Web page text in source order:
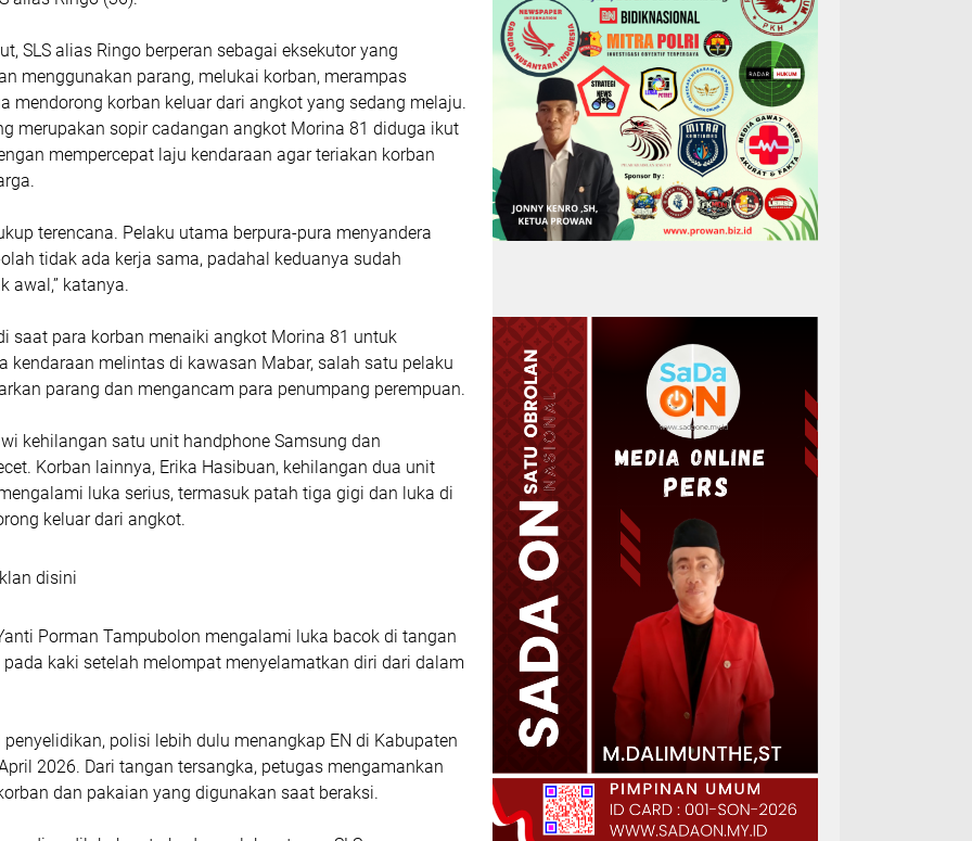
SLS alias Ringo berperan sebagai eksekutor yang
menggunakan parang, melukai korban, merampas
mendorong korban keluar dari angkot yang sedang melaju.
merupakan sopir cadangan angkot Morina 81 diduga ikut
mempercepat laju kendaraan agar teriakan korban
terencana. Pelaku utama berpura-pura menyandera
tidak ada kerja sama, padahal keduanya sudah
awal,” katanya.
saat para korban menaiki angkot Morina 81 untuk
kendaraan melintas di kawasan Mabar, salah satu pelaku
parang dan mengancam para penumpang perempuan.
kehilangan satu unit handphone Samsung dan
Korban lainnya, Erika Hasibuan, kehilangan dua unit
luka serius, termasuk patah tiga gigi dan luka di
keluar dari angkot.
disini
Porman Tampubolon mengalami luka bacok di tangan
pada kaki setelah melompat menyelamatkan diri dari dalam
polisi lebih dulu menangkap EN di Kabupaten
2026. Dari tangan tersangka, petugas mengamankan
dan pakaian yang digunakan saat beraksi.